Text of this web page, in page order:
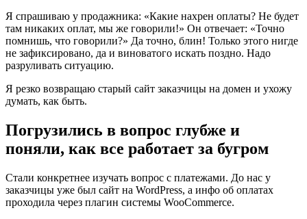
Я спрашиваю у продажника: «Какие нахрен оплаты? Не будет
там никаких оплат, мы же говорили!» Он отвечает: «Точно
помнишь, что говорили?» Да точно, блин! Только этого нигде
не зафиксировано, да и виноватого искать поздно. Надо
разруливать ситуацию.
Я резко возвращаю старый сайт заказчицы на домен и ухожу
думать, как быть.
Погрузились в вопрос глубже и
поняли, как все работает за бугром
Стали конкретнее изучать вопрос с платежами. До нас у
заказчицы уже был сайт на WordPress, а инфо об оплатах
проходила через плагин системы WooCommerce.